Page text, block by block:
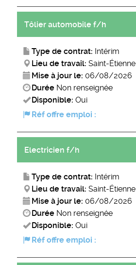
Tôlier automobile f/h
Type de contrat: Intérim
Lieu de travail: Saint-Étienne
Mise à jour le: 06/08/2026
Durée Non renseignée
Disponible: Oui
Réf offre emploi :
Electricien f/h
Type de contrat: Intérim
Lieu de travail: Saint-Étienne
Mise à jour le: 06/08/2026
Durée Non renseignée
Disponible: Oui
Réf offre emploi :